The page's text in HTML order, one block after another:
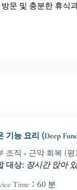
문 및 충분한 휴식
기능 요리 (Deep
조직 × 근막 회복 (
대상: 장시간 앉아
Time：60 분